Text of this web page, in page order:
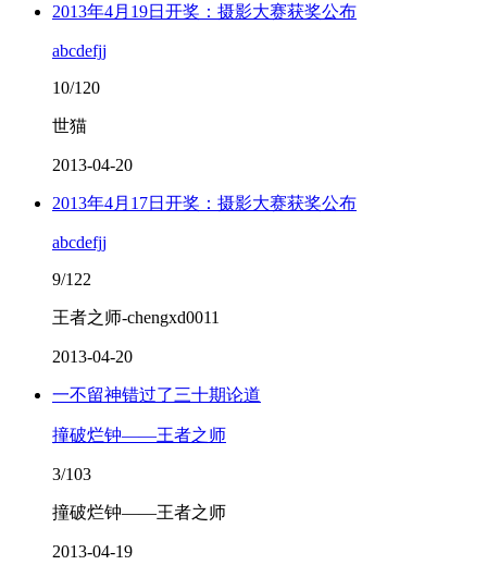
2013年4月19日开奖：摄影大赛获奖公布
abcdefjj
10/120
世猫
2013-04-20
2013年4月17日开奖：摄影大赛获奖公布
abcdefjj
9/122
王者之师-chengxd0011
2013-04-20
一不留神错过了三十期论道
撞破烂钟——王者之师
3/103
撞破烂钟——王者之师
2013-04-19